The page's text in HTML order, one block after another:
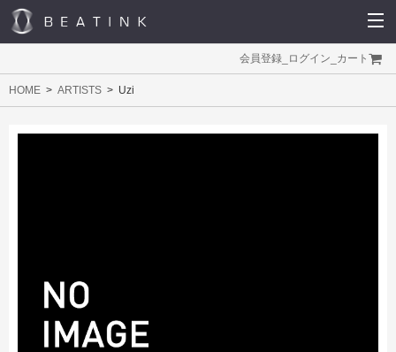
会員登録 ログイン カート
HOME ARTISTS Uzi